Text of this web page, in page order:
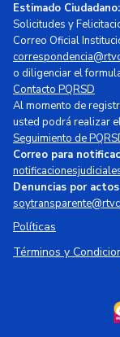
Estimado Ciudadano:
Solicitudes y
Correo Oficial
o diligenciar el
Contacto PQRSD
Al momento de
usted podrá realizar
Seguimiento de
Correo para
Denuncias por
Políticas
Términos y